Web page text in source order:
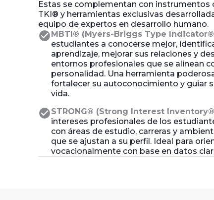
Estas se complementan con instrumentos
TKI® y herramientas exclusivas
equipo de expertos en desarrollo humano.
check_circleMBTI® (Myers-Briggs Type
estudiantes a conocerse mejor,
aprendizaje, mejorar sus relaciones y
entornos profesionales que se alinean
personalidad. Una herramienta
fortalecer su autoconocimiento y guiar
vida.
check_circleSTRONG® (Strong Interest
intereses profesionales de los
con áreas de estudio, carreras y
que se ajustan a su perfil. Ideal para
vocacionalmente con base en datos